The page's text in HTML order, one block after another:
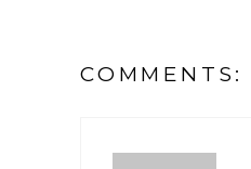
COMMENTS: